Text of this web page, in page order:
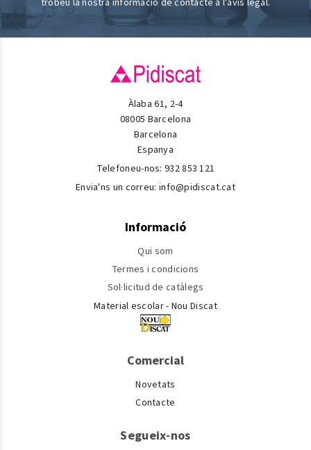
Àlaba 61, 2-4
08005 Barcelona
Barcelona
Espanya
Telefoneu-nos:932 853 121
Envia'ns un correu: info@pidiscat.cat
Informació
Qui som
Termes i condicions
Sol·licitud de catàlegs
Material escolar - Nou Discat
Comercial
Novetats
Contacte
Segueix-nos